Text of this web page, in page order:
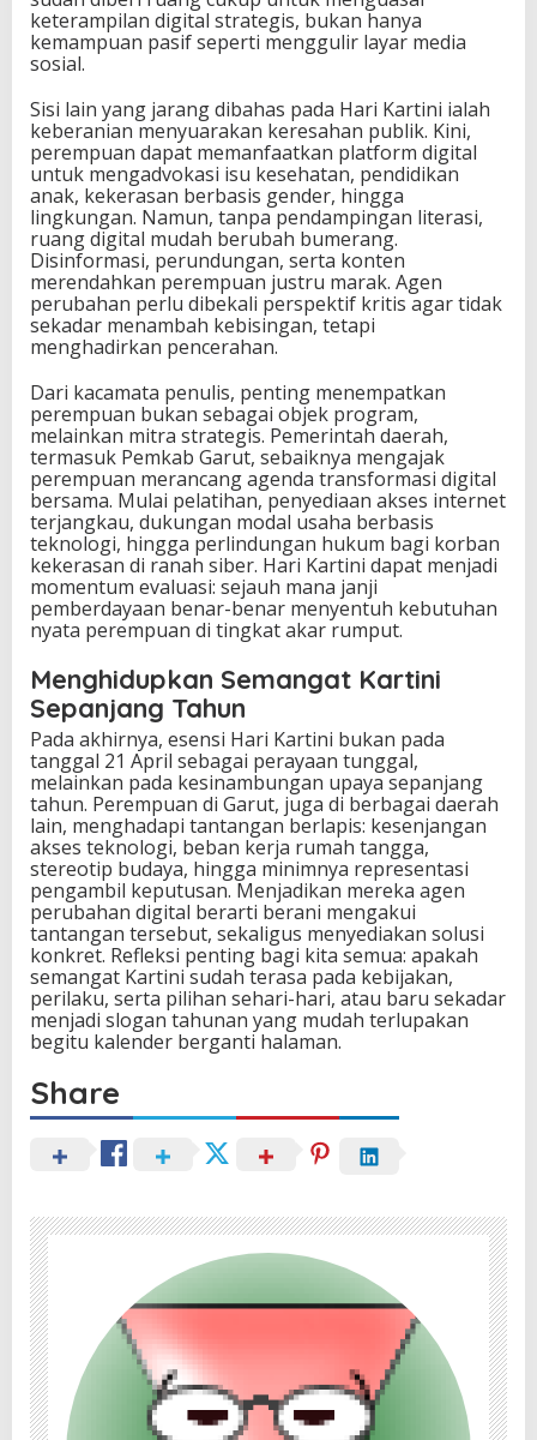
keterampilan digital strategis, bukan hanya
kemampuan pasif seperti menggulir layar media
sosial.
Sisi lain yang jarang dibahas pada Hari Kartini ialah
keberanian menyuarakan keresahan publik. Kini,
perempuan dapat memanfaatkan platform digital
untuk mengadvokasi isu kesehatan, pendidikan
anak, kekerasan berbasis gender, hingga
lingkungan. Namun, tanpa pendampingan literasi,
ruang digital mudah berubah bumerang.
Disinformasi, perundungan, serta konten
merendahkan perempuan justru marak. Agen
perubahan perlu dibekali perspektif kritis agar tidak
sekadar menambah kebisingan, tetapi
menghadirkan pencerahan.
Dari kacamata penulis, penting menempatkan
perempuan bukan sebagai objek program,
melainkan mitra strategis. Pemerintah daerah,
termasuk Pemkab Garut, sebaiknya mengajak
perempuan merancang agenda transformasi digital
bersama. Mulai pelatihan, penyediaan akses internet
terjangkau, dukungan modal usaha berbasis
teknologi, hingga perlindungan hukum bagi korban
kekerasan di ranah siber. Hari Kartini dapat menjadi
momentum evaluasi: sejauh mana janji
pemberdayaan benar-benar menyentuh kebutuhan
nyata perempuan di tingkat akar rumput.
Menghidupkan Semangat Kartini
Sepanjang Tahun
Pada akhirnya, esensi Hari Kartini bukan pada
tanggal 21 April sebagai perayaan tunggal,
melainkan pada kesinambungan upaya sepanjang
tahun. Perempuan di Garut, juga di berbagai daerah
lain, menghadapi tantangan berlapis: kesenjangan
akses teknologi, beban kerja rumah tangga,
stereotip budaya, hingga minimnya representasi
pengambil keputusan. Menjadikan mereka agen
perubahan digital berarti berani mengakui
tantangan tersebut, sekaligus menyediakan solusi
konkret. Refleksi penting bagi kita semua: apakah
semangat Kartini sudah terasa pada kebijakan,
perilaku, serta pilihan sehari-hari, atau baru sekadar
menjadi slogan tahunan yang mudah terlupakan
begitu kalender berganti halaman.
Share